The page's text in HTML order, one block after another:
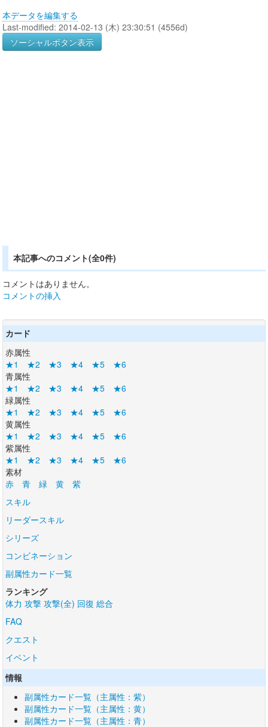
本データを編集する
Last-modified: 2014-02-13 (木) 23:30:51 (4556d)
ソーシャルボタン表示
本記事へのコメント(全0件)
コメントはありません。
コメントの挿入
カード
赤属性
★1
★2 ★3 ★4 ★5
★6
青属性
★1
★2 ★3 ★4 ★5
★6
緑属性
★1
★2 ★3 ★4 ★5
★6
黄属性
★1
★2 ★3 ★4 ★5
★6
紫属性
★1
★2 ★3 ★4 ★5
★6
素材
赤
青 緑 黄
紫
スキル
リーダースキル
シリーズ
コンビネーション
副属性カード一覧
ランキング
体力 攻撃 攻撃(全) 回復 総合
FAQ
クエスト
イベント
情報
副属性カード一覧（主属性：紫）
副属性カード一覧（主属性：黄）
副属性カード一覧（主属性：青）